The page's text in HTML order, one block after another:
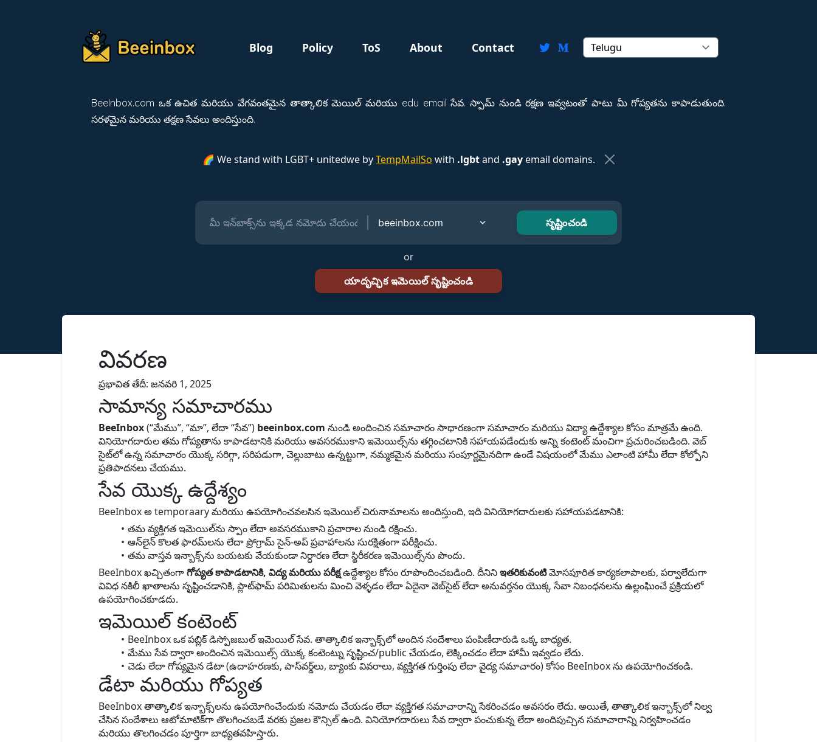
Blog Policy ToS About Contact
BeeInbox.com ఒక ఉచిత మరియు వేగవంతమైన తాత్కాలిక మెయిల్ మరియు edu email సేవ. స్పామ్ నుండి రక్షణ ఇవ్వటంతో పాటు మీ గోప్యతను కాపాడుతుంది.
సరళమైన మరియు తక్షణ సేవలు అందిస్తుంది.
🌈 We stand with LGBT+ unitedwe byTempMailSo with .lgbtand .gayemail domains.
or
వివరణ
ప్రభావిత తేదీ: జనవరి 1, 2025
సామాన్య సమాచారము
BeeInbox(“మేము”, “మా”, లేదా “సేవ”) beeinbox.com నుండి అందించిన సమాచారం సాధారణంగా సమాచారం మరియు విద్యా ఉద్దేశ్యాల కోసం మాత్రమే ఉంది.
వినియోగదారుల తమ గోప్యతాను కాపాడటానికి మరియు అవసరముకాని ఇమెయిల్స్‌ను తగ్గించటానికి సహాయపడేందుకు అన్ని కంటెంట్ మంచిగా ప్రచురించబడింది. వెబ్
సైట్‌లో ఉన్న సమాచారం యొక్క సరిగ్గా, సరిపడుగా, చెల్లుబాటు ఉన్నట్టుగా, నమ్మకమైన మరియు సంపూర్ణమైనదిగా ఉండే విషయంలో మేము ఎలాంటి హామీ లేదా కోల్పోని
ప్రతిపాదనలు చేయము.
సేవ యొక్క ఉద్దేశ్యం
BeeInbox అ temporaary మరియు ఉపయోగించవలసిన ఇమెయిల్ చిరునామాలను అందిస్తుంది, ఇది వినియోగదారులకు సహాయపడటానికి:
తమ వ్యక్తిగత ఇమెయిల్‌ను స్పాం లేదా అవసరముకాని ప్రచారాల నుండి రక్షించు.
ఆన్‌లైన్ కొలత ఫారమ్‌లను లేదా ప్రోగ్రామ్ సైన్-అప్ ప్రవాహాలను సురక్షితంగా పరీక్షించు.
తమ వాస్తవ ఇన్బాక్స్‌ను బయటకు వేయకుండా నిర్ధారణ లేదా స్థిరీకరణ ఇమెయిల్స్‌ను పొందు.
BeeInbox ఖచ్చితంగాగోప్యత కాపాడటానికి, విద్య మరియు పరీక్షఉద్దేశ్యాల కోసం రూపొందించబడింది. దీనినిఇతరికువంటిమోసపూరిత కార్యకలాపాలకు, పర్వాలేదుగా
వివిధ నకిలీ ఖాతాలను సృష్టించడానికి, ప్లాట్‌ఫామ్ పరిమితులను మించి వెళ్ళడం లేదా ఏదైనా వెబ్‌సైట్ లేదా అనువర్తనం యొక్క సేవా నిబంధనలను ఉల్లంఘించే ప్రక్రియలో
ఉపయోగించకూడదు.
ఇమెయిల్ కంటెంట్
BeeInbox ఒక పబ్లిక్ డిస్పోజబుల్ ఇమెయిల్ సేవ. తాత్కాలిక ఇన్బాక్స్‌లో అందిన సందేశాలు పంపిణీదారుడి ఒక్క బాధ్యత.
మేము సేవ ద్వారా అందించిన ఇమెయిల్స్ యొక్క కంటెంట్ను సృష్టించ/public చేయడం, లెక్కించడం లేదా హామీ ఇవ్వడం లేదు.
చెడు లేదా గోప్యమైన డేటా (ఉదాహరణకు, పాస్‌వర్డ్‌లు, బ్యాంకు వివరాలు, వ్యక్తిగత గుర్తింపు లేదా వైద్య సమాచారం) కోసం BeeInbox ను ఉపయోగించకండి.
డేటా మరియు గోప్యత
BeeInbox తాత్కాలిక ఇన్బాక్స్‌లను ఉపయోగించేందుకు నమోదు చేయడం లేదా వ్యక్తిగత సమాచారాన్ని సేకరించడం అవసరం లేదు. అయితే, తాత్కాలిక ఇన్బాక్స్‌లో నిల్వ
చేసిన సందేశాలు ఆటోమాటిక్‌గా తొలగించబడే వరకు ప్రజల కౌన్సిల్ ఉంది. వినియోగదారులు సేవ ద్వారా పంచుకున్న లేదా అందిపుచ్చిన సమాచారాన్ని నిర్వహించడం
మరియు తొలగించడం పూర్తిగా బాధ్యతవహిస్తారు.